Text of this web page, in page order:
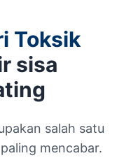
Toksik
sisa
salah satu
mencabar.